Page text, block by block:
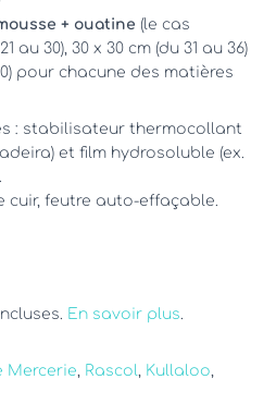
+ ouatine (le cas
au 30), 30 x 30 cm (du 31 au 36)
pour chacune des matières
: stabilisateur thermocollant
et film hydrosoluble (ex.
feutre auto-effaçable.
En savoir plus
Mercerie, Rascol , Kullaloo,